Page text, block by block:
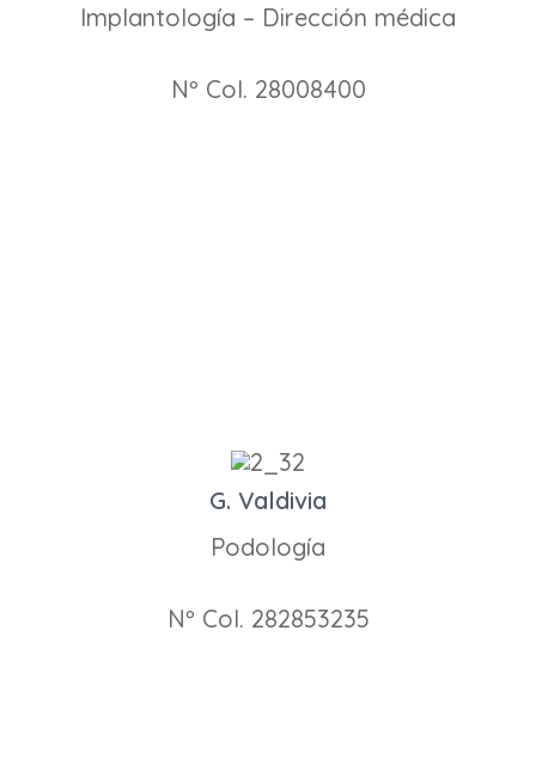
Implantología – Dirección médica
Nº Col. 28008400
G. Valdivia
Podología
Nº Col. 282853235